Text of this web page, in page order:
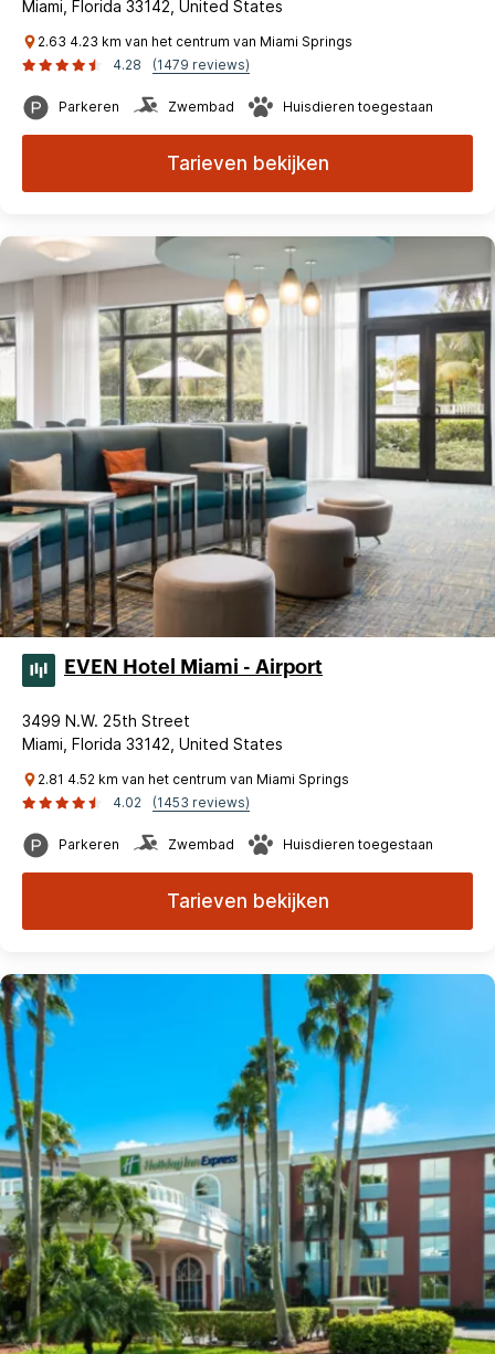
Miami, Florida 33142, United States
2.63 4.23 km van het centrum van Miami Springs
4.28
(1479 reviews)
Parkeren Zwembad Huisdieren toegestaan
Tarieven bekijken
EVEN Hotel Miami - Airport
3499 N.W. 25th Street
Miami, Florida 33142, United States
2.81 4.52 km van het centrum van Miami Springs
4.02
(1453 reviews)
Parkeren Zwembad Huisdieren toegestaan
Tarieven bekijken